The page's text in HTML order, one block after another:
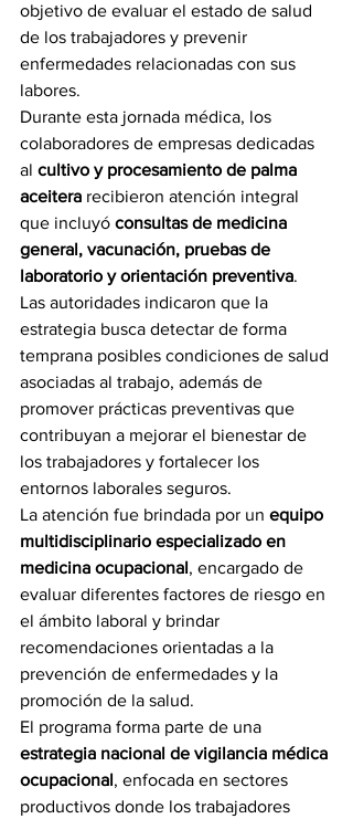
objetivo de evaluar el estado de salud
de los trabajadores y prevenir
enfermedades relacionadas con sus
labores.
Durante esta jornada médica, los
colaboradores de empresas dedicadas
al cultivo y procesamiento de palma
aceitera recibieron atención integral
que incluyó consultas de medicina
general, vacunación, pruebas de
laboratorio y orientación preventiva.
Las autoridades indicaron que la
estrategia busca detectar de forma
temprana posibles condiciones de salud
asociadas al trabajo, además de
promover prácticas preventivas que
contribuyan a mejorar el bienestar de
los trabajadores y fortalecer los
entornos laborales seguros.
La atención fue brindada por un equipo
multidisciplinario especializado en
medicina ocupacional, encargado de
evaluar diferentes factores de riesgo en
el ámbito laboral y brindar
recomendaciones orientadas a la
prevención de enfermedades y la
promoción de la salud.
El programa forma parte de una
estrategia nacional de vigilancia médica
ocupacional, enfocada en sectores
productivos donde los trabajadores